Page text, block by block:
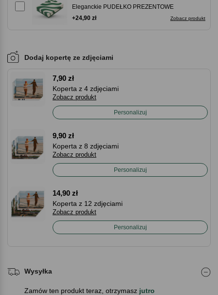
Eleganckie PUDEŁKO PREZENTOWE
Zobacz produkt
+24,90 zł
Dodaj kopertę ze zdjęciami
7,90 zł
Koperta z 4 zdjęciami
Zobacz produkt
Personalizuj
9,90 zł
Koperta z 8 zdjęciami
Zobacz produkt
Personalizuj
14,90 zł
Koperta z 12 zdjęciami
Zobacz produkt
Personalizuj
Wysyłka
Zamów ten produkt teraz, otrzymasz jutro